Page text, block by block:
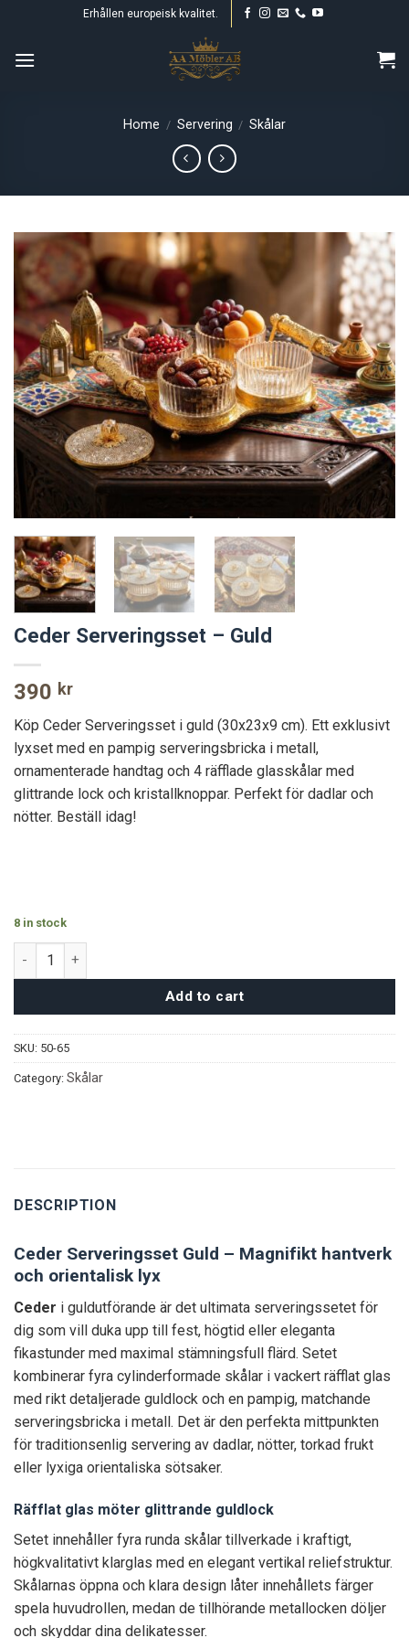
content
Erhållen europeisk kvalitet.
Home / Servering / Skålar
Ceder Serveringsset – Guld
390 kr
Köp Ceder Serveringsset i guld (30x23x9 cm). Ett exklusivt
lyxset med en pampig serveringsbricka i metall,
ornamenterade handtag och 4 räfflade glasskålar med
glittrande lock och kristallknoppar. Perfekt för dadlar och
nötter. Beställ idag!
8 in stock
Ceder Serveringsset - Guld quantity
Add to cart
SKU: 50-65
Category: Skålar
DESCRIPTION
Ceder Serveringsset Guld – Magnifikt hantverk
och orientalisk lyx
Ceder i guldutförande är det ultimata serveringssetet för
dig som vill duka upp till fest, högtid eller eleganta
fikastunder med maximal stämningsfull flärd. Setet
kombinerar fyra cylinderformade skålar i vackert räfflat glas
med rikt detaljerade guldlock och en pampig, matchande
serveringsbricka i metall. Det är den perfekta mittpunkten
för traditionsenlig servering av dadlar, nötter, torkad frukt
eller lyxiga orientaliska sötsaker.
Räfflat glas möter glittrande guldlock
Setet innehåller fyra runda skålar tillverkade i kraftigt,
högkvalitativt klarglas med en elegant vertikal reliefstruktur.
Skålarnas öppna och klara design låter innehållets färger
spela huvudrollen, medan de tillhörande metallocken döljer
och skyddar dina delikatesser.